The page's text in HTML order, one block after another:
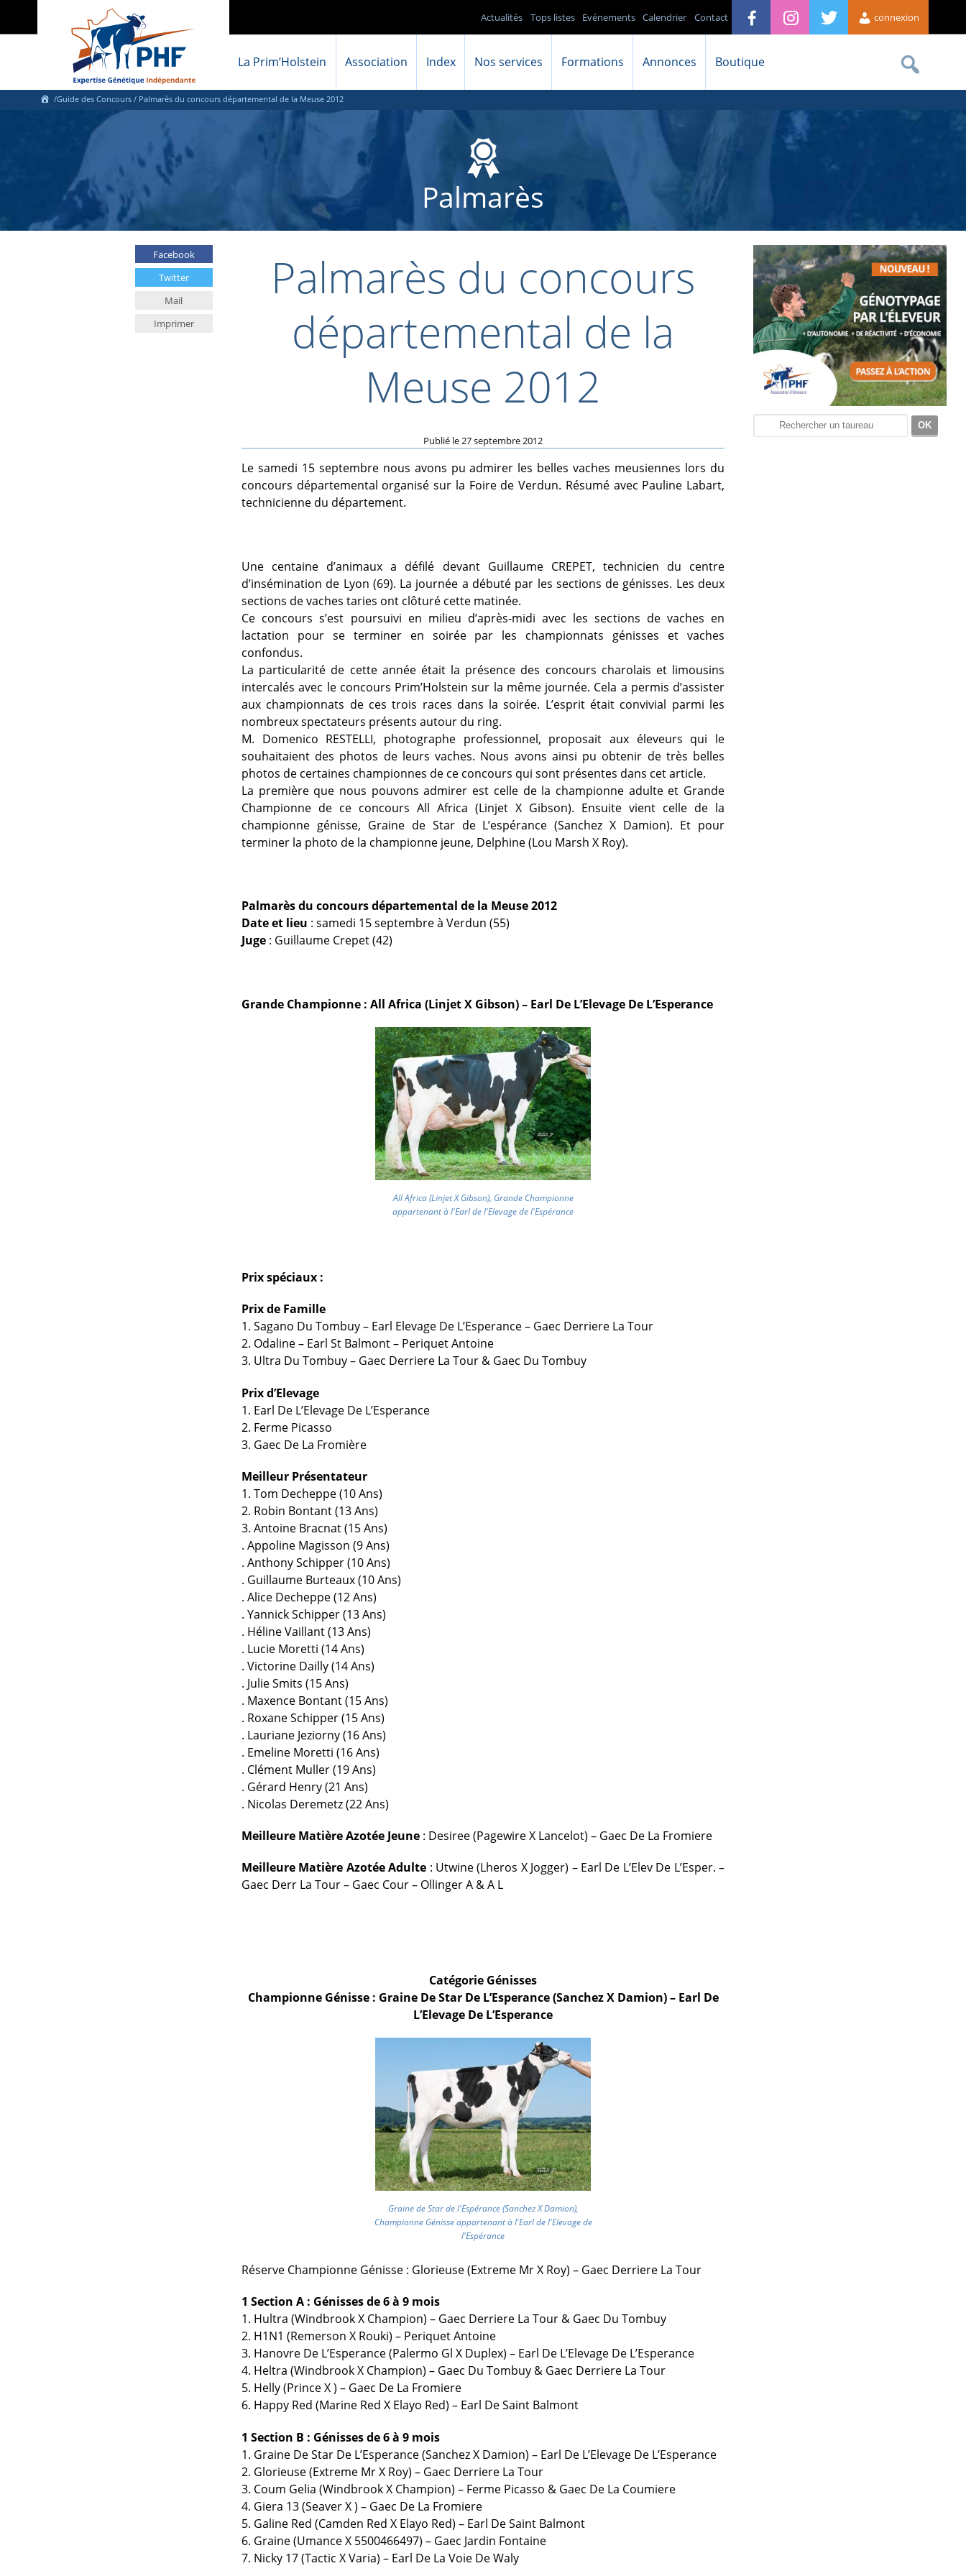
connexion
Contact
Calendrier
Evénements
Tops listes
Actualités
La Prim’Holstein Association Index Nos services Formations Annonces Boutique
/Guide des Concours / Palmarès du concours départemental de la Meuse 2012
Palmarès
Facebook
Twitter
Mail
Imprimer
Palmarès du concours
départemental de la
Meuse 2012
Publié le27 septembre 2012
Le samedi 15 septembre nous avons pu admirer les belles vaches meusiennes lors du
concours départemental organisé sur la Foire de Verdun. Résumé avec Pauline Labart,
technicienne du département.
Une centaine d’animaux a défilé devant Guillaume CREPET, technicien du centre
d’insémination de Lyon (69). La journée a débuté par les sections de génisses. Les deux
sections de vaches taries ont clôturé cette matinée.
Ce concours s’est poursuivi en milieu d’après-midi avec les sections de vaches en
lactation pour se terminer en soirée par les championnats génisses et vaches
confondus.
La particularité de cette année était la présence des concours charolais et limousins
intercalés avec le concours Prim’Holstein sur la même journée. Cela a permis d’assister
aux championnats de ces trois races dans la soirée. L’esprit était convivial parmi les
nombreux spectateurs présents autour du ring.
M. Domenico RESTELLI, photographe professionnel, proposait aux éleveurs qui le
souhaitaient des photos de leurs vaches. Nous avons ainsi pu obtenir de très belles
photos de certaines championnes de ce concours qui sont présentes dans cet article.
La première que nous pouvons admirer est celle de la championne adulte et Grande
Championne de ce concours All Africa (Linjet X Gibson). Ensuite vient celle de la
championne génisse, Graine de Star de L’espérance (Sanchez X Damion). Et pour
terminer la photo de la championne jeune, Delphine (Lou Marsh X Roy).
Palmarès du concours départemental de la Meuse 2012
Date et lieu : samedi 15 septembre à Verdun (55)
Juge : Guillaume Crepet (42)
Grande Championne : All Africa (Linjet X Gibson) – Earl De L’Elevage De L’Esperance
All Africa (Linjet X Gibson), Grande Championne
appartenant à l'Earl de l'Elevage de l'Espérance
Prix spéciaux :
Prix de Famille
1. Sagano Du Tombuy – Earl Elevage De L’Esperance – Gaec Derriere La Tour
2. Odaline – Earl St Balmont – Periquet Antoine
3. Ultra Du Tombuy – Gaec Derriere La Tour & Gaec Du Tombuy
Prix d’Elevage
1. Earl De L’Elevage De L’Esperance
2. Ferme Picasso
3. Gaec De La Fromière
Meilleur Présentateur
1. Tom Decheppe (10 Ans)
2. Robin Bontant (13 Ans)
3. Antoine Bracnat (15 Ans)
. Appoline Magisson (9 Ans)
. Anthony Schipper (10 Ans)
. Guillaume Burteaux (10 Ans)
. Alice Decheppe (12 Ans)
. Yannick Schipper (13 Ans)
. Héline Vaillant (13 Ans)
. Lucie Moretti (14 Ans)
. Victorine Dailly (14 Ans)
. Julie Smits (15 Ans)
. Maxence Bontant (15 Ans)
. Roxane Schipper (15 Ans)
. Lauriane Jeziorny (16 Ans)
. Emeline Moretti (16 Ans)
. Clément Muller (19 Ans)
. Gérard Henry (21 Ans)
. Nicolas Deremetz (22 Ans)
Meilleure Matière Azotée Jeune : Desiree (Pagewire X Lancelot) – Gaec De La Fromiere
Meilleure Matière Azotée Adulte : Utwine (Lheros X Jogger) – Earl De L’Elev De L’Esper. –
Gaec Derr La Tour – Gaec Cour – Ollinger A & A L
Catégorie Génisses
Championne Génisse : Graine De Star De L’Esperance (Sanchez X Damion) – Earl De
L’Elevage De L’Esperance
Graine de Star de l'Espérance (Sanchez X Damion),
Championne Génisse appartenant à l'Earl de l'Elevage de
l'Espérance
Réserve Championne Génisse : Glorieuse (Extreme Mr X Roy) – Gaec Derriere La Tour
1 Section A : Génisses de 6 à 9 mois
1. Hultra (Windbrook X Champion) – Gaec Derriere La Tour & Gaec Du Tombuy
2. H1N1 (Remerson X Rouki) – Periquet Antoine
3. Hanovre De L’Esperance (Palermo Gl X Duplex) – Earl De L’Elevage De L’Esperance
4. Heltra (Windbrook X Champion) – Gaec Du Tombuy & Gaec Derriere La Tour
5. Helly (Prince X ) – Gaec De La Fromiere
6. Happy Red (Marine Red X Elayo Red) – Earl De Saint Balmont
1 Section B : Génisses de 6 à 9 mois
1. Graine De Star De L’Esperance (Sanchez X Damion) – Earl De L’Elevage De L’Esperance
2. Glorieuse (Extreme Mr X Roy) – Gaec Derriere La Tour
3. Coum Gelia (Windbrook X Champion) – Ferme Picasso & Gaec De La Coumiere
4. Giera 13 (Seaver X ) – Gaec De La Fromiere
5. Galine Red (Camden Red X Elayo Red) – Earl De Saint Balmont
6. Graine (Umance X 5500466497) – Gaec Jardin Fontaine
7. Nicky 17 (Tactic X Varia) – Earl De La Voie De Waly